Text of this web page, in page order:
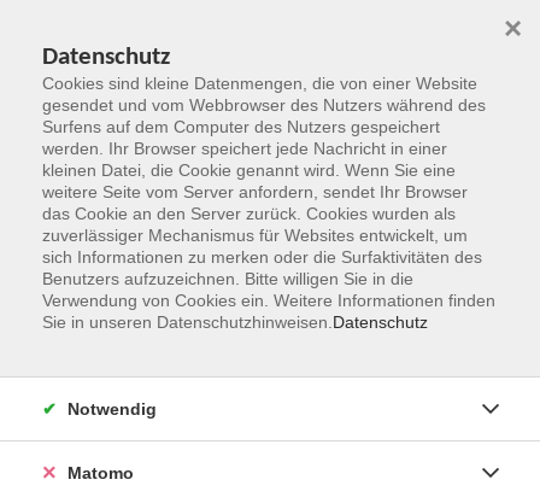
Zum Hauptinhalt springen
Der Kurs konnte nicht gefunden werden.
Erich-Kästner-Str. 5
Datenschutz
Cookies sind kleine Datenmengen, die von einer Website
gesendet und vom Webbrowser des Nutzers während des
Surfens auf dem Computer des Nutzers gespeichert
werden. Ihr Browser speichert jede Nachricht in einer
kleinen Datei, die Cookie genannt wird. Wenn Sie eine
weitere Seite vom Server anfordern, sendet Ihr Browser
das Cookie an den Server zurück. Cookies wurden als
zuverlässiger Mechanismus für Websites entwickelt, um
sich Informationen zu merken oder die Surfaktivitäten des
Benutzers aufzuzeichnen. Bitte willigen Sie in die
Verwendung von Cookies ein. Weitere Informationen finden
Sie in unseren Datenschutzhinweisen. Datenschutz
×
Notwendig
Matomo